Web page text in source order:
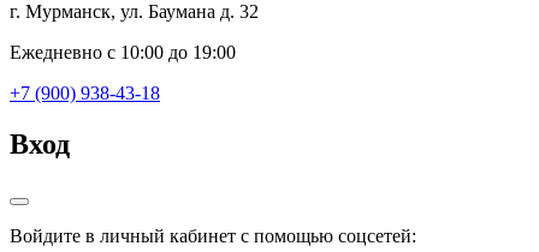
г. Мурманск, ул. Баумана д. 32
Ежедневно с 10:00 до 19:00
+7 (900) 938-43-18
Вход
Войдите в личный кабинет с помощью соцсетей: